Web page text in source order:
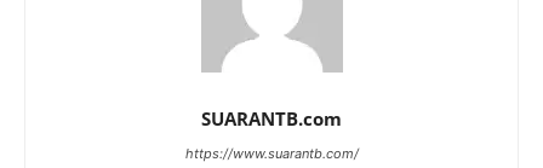
SUARANTB.com
https://www.suarantb.com/